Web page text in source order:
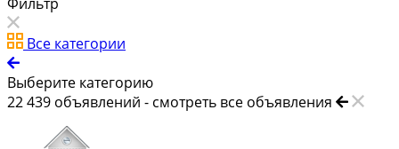
Все категории
Выберите категорию
22 439 объявлений - смотреть все объявления